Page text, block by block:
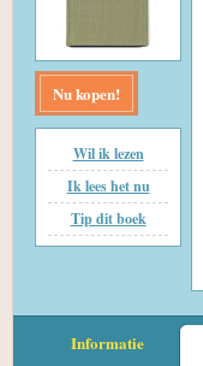
Nu kopen!
Wil ik lezen
Ik lees het nu
Tip dit boek
Informatie